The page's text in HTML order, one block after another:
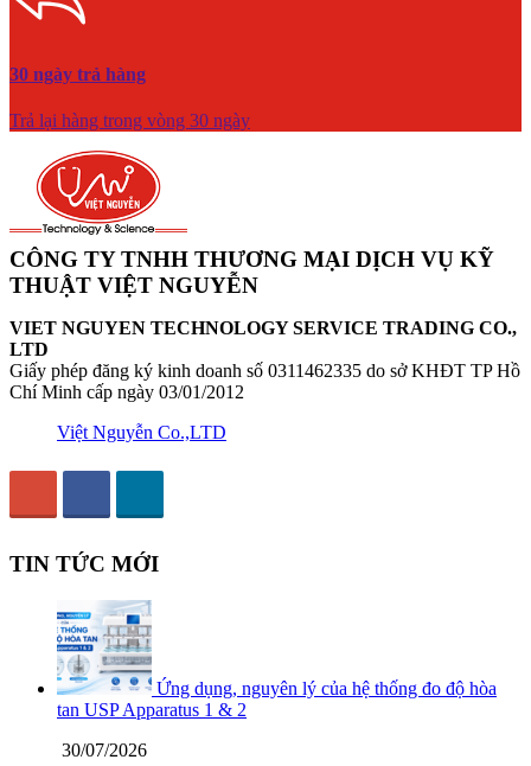
30 ngày trả hàng
Trả lại hàng trong vòng 30 ngày
CÔNG TY TNHH THƯƠNG MẠI DỊCH VỤ KỸ
THUẬT VIỆT NGUYỄN
VIET NGUYEN TECHNOLOGY SERVICE TRADING CO.,
LTD
Giấy phép đăng ký kinh doanh số 0311462335 do sở KHĐT TP Hồ
Chí Minh cấp ngày 03/01/2012
Việt Nguyễn Co.,LTD
TIN TỨC MỚI
Ứng dụng, nguyên lý của hệ thống đo độ hòa
tan USP Apparatus 1 & 2
30/07/2026